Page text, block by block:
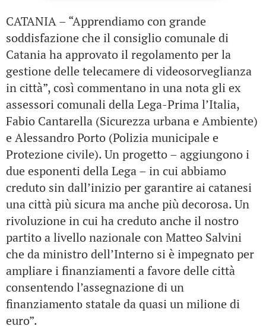
CATANIA – “Apprendiamo con grande
soddisfazione che il consiglio comunale di
Catania ha approvato il regolamento per la
gestione delle telecamere di videosorveglianza
in città”, così commentano in una nota gli ex
assessori comunali della Lega-Prima l’Italia,
Fabio Cantarella (Sicurezza urbana e Ambiente)
e Alessandro Porto (Polizia municipale e
Protezione civile). Un progetto – aggiungono i
due esponenti della Lega – in cui abbiamo
creduto sin dall’inizio per garantire ai catanesi
una città più sicura ma anche più decorosa. Un
rivoluzione in cui ha creduto anche il nostro
partito a livello nazionale con Matteo Salvini
che da ministro dell’Interno si è impegnato per
ampliare i finanziamenti a favore delle città
consentendo l’assegnazione di un
finanziamento statale da quasi un milione di
euro”.